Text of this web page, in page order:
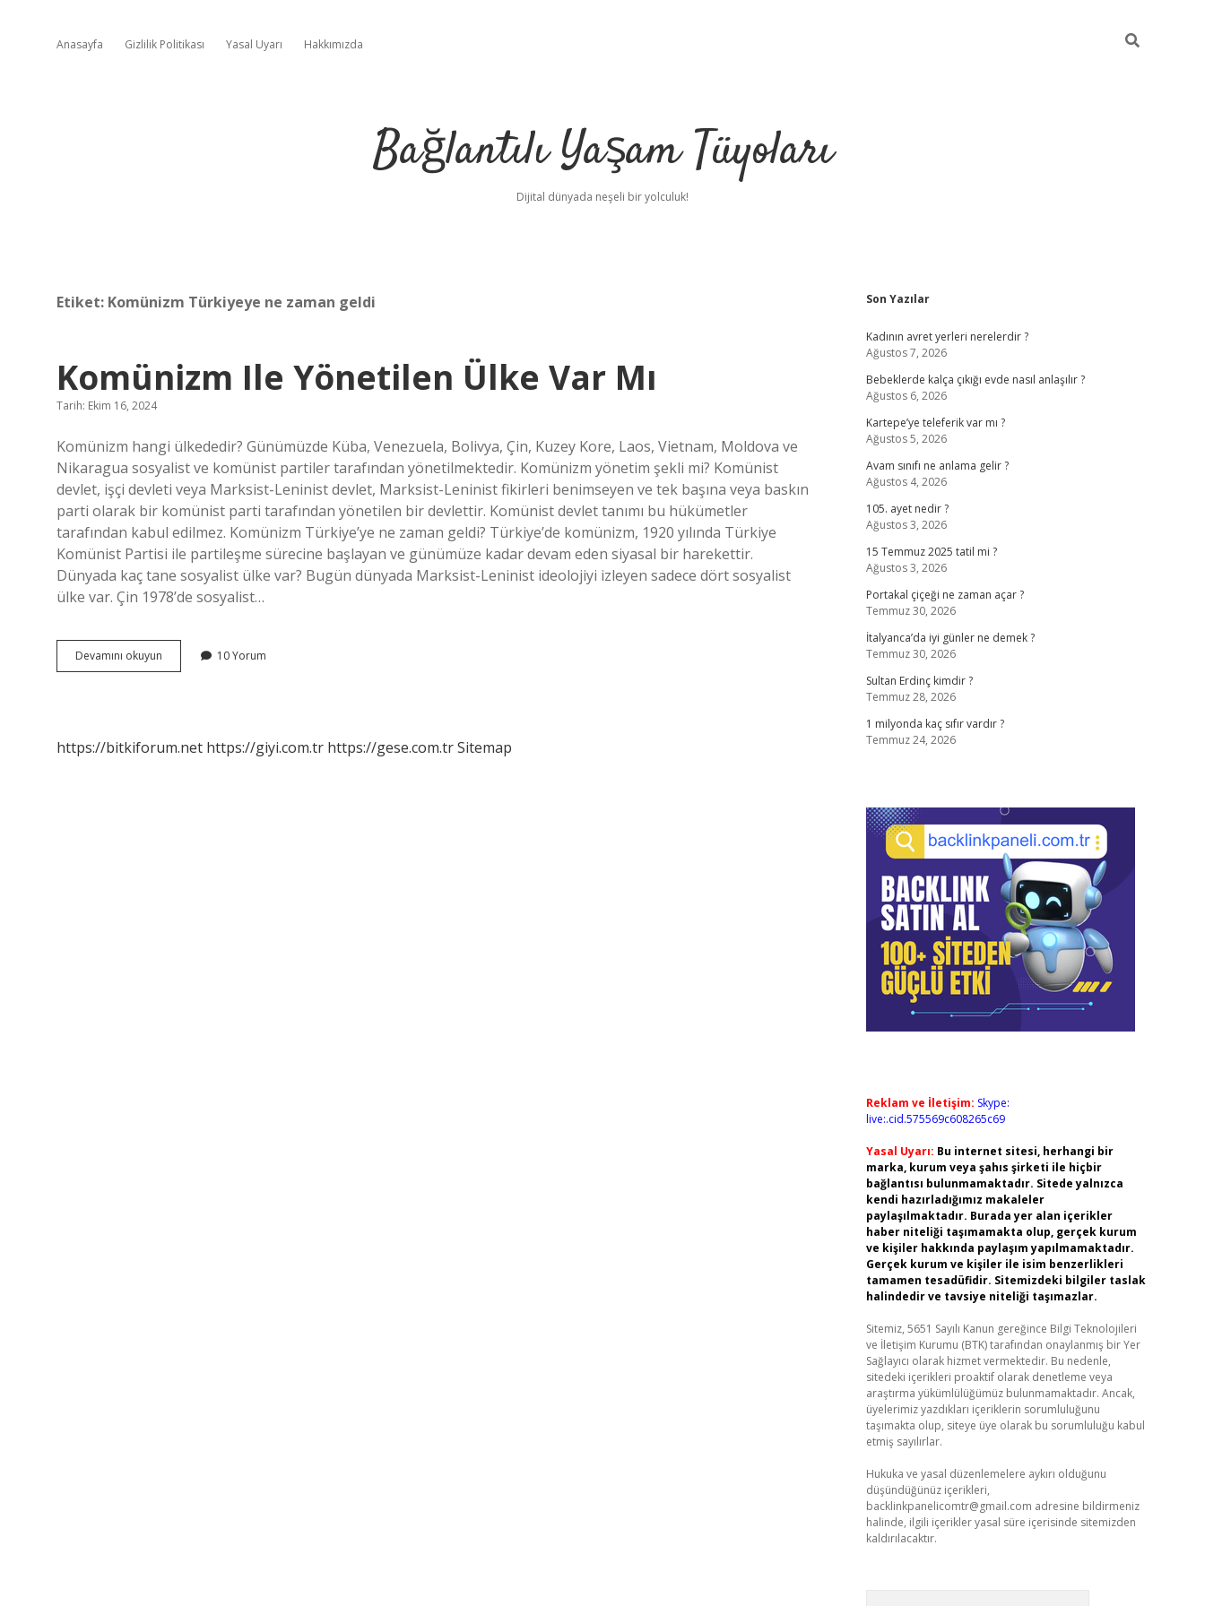
Anasayfa Gizlilik Politikası Yasal Uyarı Hakkımızda
Bağlantılı Yaşam Tüyoları
Dijital dünyada neşeli bir yolculuk!
Etiket: Komünizm Türkiyeye ne zaman geldi
Komünizm Ile Yönetilen Ülke Var Mı
Tarih: Ekim 16, 2024
Komünizm hangi ülkededir? Günümüzde Küba, Venezuela, Bolivya, Çin, Kuzey Kore, Laos, Vietnam, Moldova ve
Nikaragua sosyalist ve komünist partiler tarafından yönetilmektedir. Komünizm yönetim şekli mi? Komünist
devlet, işçi devleti veya Marksist-Leninist devlet, Marksist-Leninist fikirleri benimseyen ve tek başına veya baskın
parti olarak bir komünist parti tarafından yönetilen bir devlettir. Komünist devlet tanımı bu hükümetler
tarafından kabul edilmez. Komünizm Türkiye’ye ne zaman geldi? Türkiye’de komünizm, 1920 yılında Türkiye
Komünist Partisi ile partileşme sürecine başlayan ve günümüze kadar devam eden siyasal bir harekettir.
Dünyada kaç tane sosyalist ülke var? Bugün dünyada Marksist-Leninist ideolojiyi izleyen sadece dört sosyalist
ülke var. Çin 1978’de sosyalist…
Devamını okuyun Komünizm
Ile
10 Yorum
https://bitkiforum.net https://giyi.com.tr https://gese.com.trSitemap
Sidebar
Son Yazılar
Kadının avret yerleri nerelerdir ?
Ağustos 7, 2026
Bebeklerde kalça çıkığı evde nasıl anlaşılır ?
Ağustos 6, 2026
Kartepe’ye teleferik var mı ?
Ağustos 5, 2026
Avam sınıfı ne anlama gelir ?
Ağustos 4, 2026
105. ayet nedir ?
Ağustos 3, 2026
15 Temmuz 2025 tatil mi ?
Ağustos 3, 2026
Portakal çiçeği ne zaman açar ?
Temmuz 30, 2026
İtalyanca’da iyi günler ne demek ?
Temmuz 30, 2026
Sultan Erdinç kimdir ?
Temmuz 28, 2026
1 milyonda kaç sıfır vardır ?
Temmuz 24, 2026
Reklam ve İletişim: Skype:
live:.cid.575569c608265c69
Yasal Uyarı: Bu internet sitesi, herhangi bir
marka, kurum veya şahıs şirketi ile hiçbir
bağlantısı bulunmamaktadır. Sitede yalnızca
kendi hazırladığımız makaleler
paylaşılmaktadır. Burada yer alan içerikler
haber niteliği taşımamakta olup, gerçek kurum
ve kişiler hakkında paylaşım yapılmamaktadır.
Gerçek kurum ve kişiler ile isim benzerlikleri
tamamen tesadüfidir. Sitemizdeki bilgiler taslak
halindedir ve tavsiye niteliği taşımazlar.
Sitemiz, 5651 Sayılı Kanun gereğince Bilgi Teknolojileri
ve İletişim Kurumu (BTK) tarafından onaylanmış bir Yer
Sağlayıcı olarak hizmet vermektedir. Bu nedenle,
sitedeki içerikleri proaktif olarak denetleme veya
araştırma yükümlülüğümüz bulunmamaktadır. Ancak,
üyelerimiz yazdıkları içeriklerin sorumluluğunu
taşımakta olup, siteye üye olarak bu sorumluluğu kabul
etmiş sayılırlar.
Hukuka ve yasal düzenlemelere aykırı olduğunu
düşündüğünüz içerikleri,
backlinkpanelicomtr@gmail.com adresine bildirmeniz
halinde, ilgili içerikler yasal süre içerisinde sitemizden
kaldırılacaktır.